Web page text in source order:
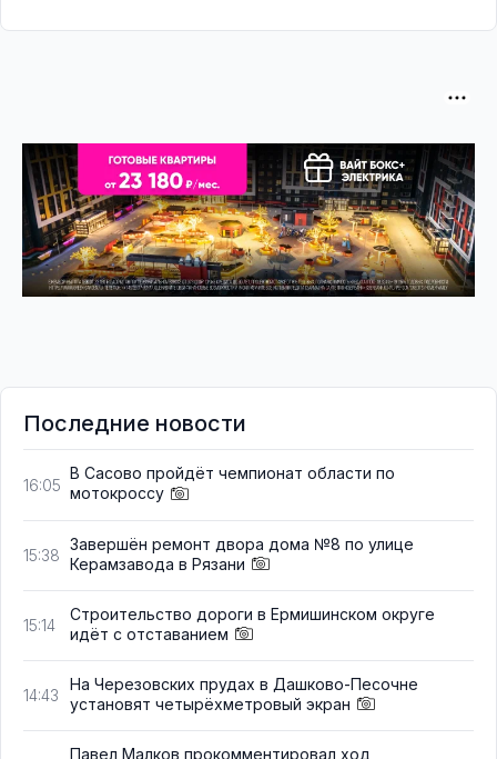
Последние новости
16:05
В Сасово пройдёт чемпионат области по
мотокроссу
15:38
Завершён ремонт двора дома №8 по улице
Керамзавода в Рязани
15:14
Строительство дороги в Ермишинском округе
идёт с отставанием
14:43
На Черезовских прудах в Дашково-Песочне
установят четырёхметровый экран
Павел Малков прокомментировал ход